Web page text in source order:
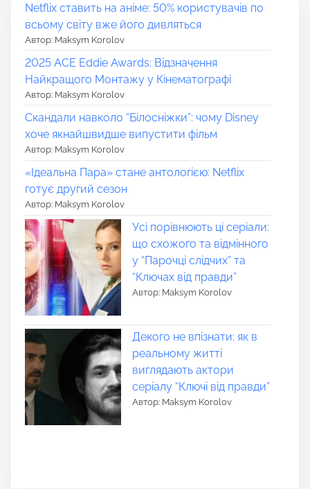
Netflix ставить на аніме: 50% користувачів по
всьому світу вже його дивляться
Автор: Maksym Korolov
2025 ACE Eddie Awards: Відзначення
Найкращого Монтажу у Кінематографі
Автор: Maksym Korolov
Скандали навколо “Білосніжки”: чому Disney
хоче якнайшвидше випустити фільм
Автор: Maksym Korolov
«Ідеальна Пара» стане антологією: Netflix
готує другий сезон
Автор: Maksym Korolov
Усі порівнюють ці серіали:
що схожого та відмінного
у “Парочці слідчих” та
“Ключах від правди”
Автор: Maksym Korolov
Декого не впізнати: як в
реальному житті
виглядають актори
серіалу “Ключі від правди”
Автор: Maksym Korolov